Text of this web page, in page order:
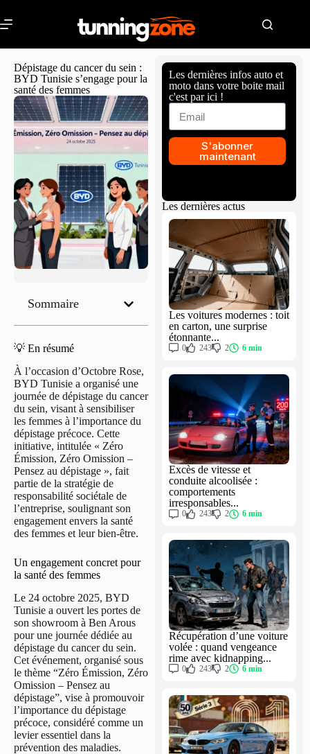
Dépistage du cancer du sein :
BYD Tunisie s’engage pour la
santé des femmes
Sommaire
💡 En résumé
À l’occasion d’Octobre Rose,
BYD Tunisie a organisé une
journée de dépistage du cancer
du sein, visant à sensibiliser
les femmes à l’importance du
dépistage précoce. Cette
initiative, intitulée « Zéro
Émission, Zéro Omission –
Pensez au dépistage », fait
partie de la stratégie de
responsabilité sociétale de
l’entreprise, soulignant son
engagement envers la santé
des femmes et leur bien-être.
Un engagement concret pour
la santé des femmes
Le 24 octobre 2025, BYD
Tunisie a ouvert les portes de
son showroom à Ben Arous
pour une journée dédiée au
dépistage du cancer du sein.
Cet événement, organisé sous
le thème “Zéro Émission, Zéro
Omission – Pensez au
dépistage”, vise à promouvoir
l’importance du dépistage
précoce, considéré comme un
levier essentiel dans la
prévention des maladies.
Les dernières infos auto et
moto dans votre boite mail
c'est par ici !
S'abonner
maintenant
Les dernières actus
Les voitures modernes : toit
en carton, une surprise
étonnante...
0 243 2 6 min
Excès de vitesse et
conduite alcoolisée :
comportements
irresponsables...
0 243 2 6 min
Récupération d’une voiture
volée : quand vengeance
rime avec kidnapping...
0 243 2 6 min